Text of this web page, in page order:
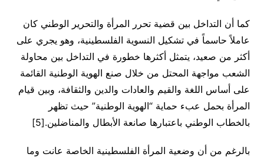
كما أن التداخل بين قضية تحرر المرأة والتحرير الوطني كان
عاملاً حاسماً في تشكيل النسوية الفلسطينية، وهو يجري على
أكثر من صعيد، يتمثل أكثرها خطورة في التداخل بين محاولة
الشعب مواجهة المحتل من خلال صنع الهوية الوطنية القائمة
على أساس اللغة والقيم والعادات والدين والثقافة، وبين قيام
المرأة بحمل عبء حماية “الهوية الوطنية” حيث تظهر
بالخطاب الوطني باعتبارها صانعة الأبطال والمناضلين.[5]
بالرغم من أن وضعية المرأة الفلسطينية الخاصة عانت وما